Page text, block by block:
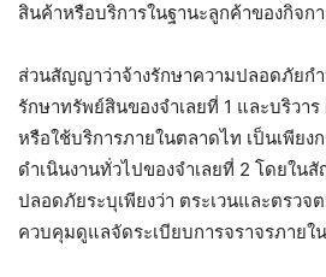
สินค้าหรือบริการในฐานะลูกค้าของกิจก
ส่วนสัญญาว่าจ้างรักษาความปลอดภัยก
รักษาทรัพย์สินของจำเลยที่ 1 และบริวา
หรือใช้บริการภายในตลาดไท เป็นเพียง
ดำเนินงานทั่วไปของจำเลยที่ 2 โดยใน
ปลอดภัยระบุเพียงว่า ตระเวนและตรวจ
ควบคุมดูแลจัดระเบียบการจราจรภายใ